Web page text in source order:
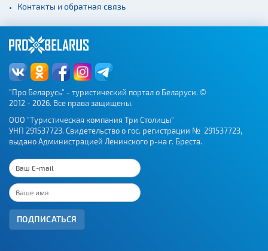
Контакты и обратная связь
"Про Беларусь" - туристический портал о Беларуси. ©
2012 - 2026. Все права защищены.
ООО "Туристическая компания Три Столицы"
УНП 291537723. Свидетельство о гос. регистрации № 291537723,
выдано Администрацией Ленинского р-на г. Бреста.
ПОДПИСАТЬСЯ